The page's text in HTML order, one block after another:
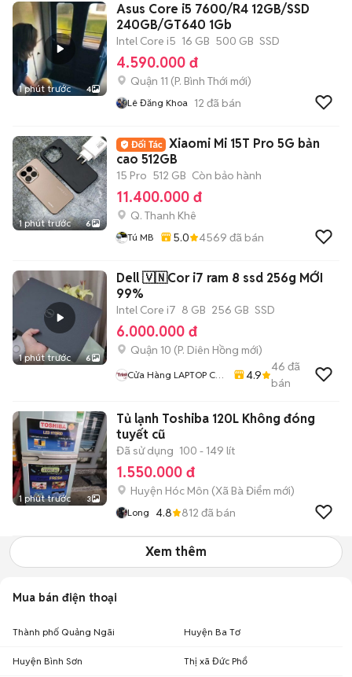
1 phút trước 4
Asus Core i5 7600/R4 12GB/SSD
240GB/GT640 1Gb
Intel Core i5 16 GB 500 GB SSD
4.590.000 đ
Quận 11 (P. Bình Thới mới)
Lê Đăng Khoa 12 đã bán
1 phút trước 6
Xiaomi Mi 15T Pro 5G bản
cao 512GB
15 Pro 512 GB Còn bảo hành
11.400.000 đ
Q. Thanh Khê
Tú MB 5.0 4569 đã bán
1 phút trước 6
Dell 🇻🇳Cor i7 ram 8 ssd 256g MỚI
99%
Intel Core i7 8 GB 256 GB SSD
6.000.000 đ
Quận 10 (P. Diên Hồng mới)
Cửa Hàng LAPTOP Cũ
4.9
46 đã
bán
1 phút trước 3
Tủ lạnh Toshiba 120L Không đóng
tuyết cũ
Đã sử dụng 100 - 149 lít
1.550.000 đ
Huyện Hóc Môn (Xã Bà Điểm mới)
Long 4.8 812 đã bán
Xem thêm
Mua bán điện thoại
Thành phố Quảng Ngãi Huyện Ba Tơ
Huyện Bình Sơn Thị xã Đức Phổ